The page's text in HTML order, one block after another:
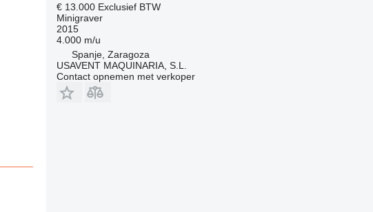
€ 13.000 Exclusief BTW
Minigraver
2015
4.000 m/u
Spanje, Zaragoza
USAVENT MAQUINARIA, S.L.
Contact opnemen met verkoper